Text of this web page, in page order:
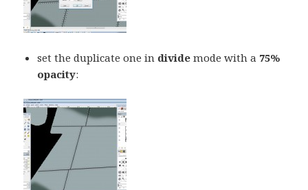
set the duplicate one in dividemode with a 75%
opacity: